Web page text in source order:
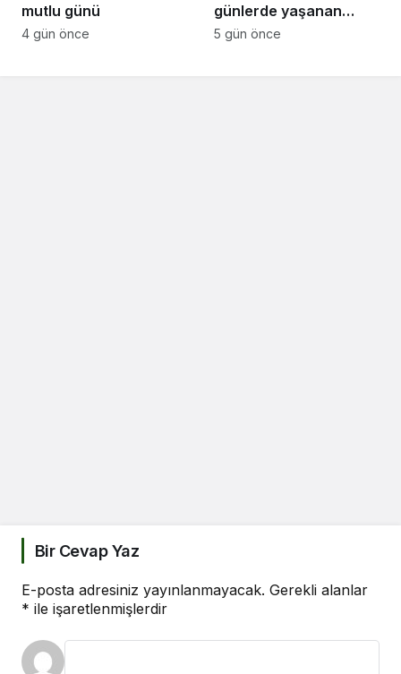
mutlu günü
4 gün önce
günlerde yaşanan
ortalıktan kaybolan
5 gün önce
Bir Cevap Yaz
E-posta adresiniz yayınlanmayacak. Gerekli alanlar
* ile işaretlenmişlerdir